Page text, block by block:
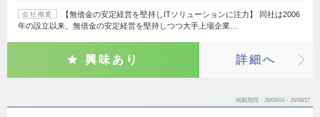
会社概要
【無借金の安定経営を堅持しITソリューションに注力】 同社は2006
年の設立以来、無借金の安定経営を堅持しつつ大手上場企業…
興味あり 詳細へ
掲載期間 26/08/04～26/08/17